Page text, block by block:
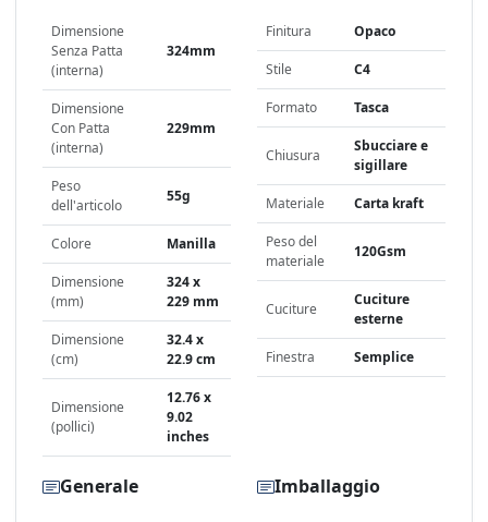
Dimensione
Senza Patta
(interna)
324mm
Dimensione
Con Patta
(interna)
229mm
Peso
dell'articolo
55g
Colore Manilla
Dimensione
(mm)
324 x
229 mm
Dimensione
(cm)
32.4 x
22.9 cm
Dimensione
(pollici)
12.76 x
9.02
inches
Finitura Opaco
Stile C4
Formato Tasca
Chiusura
Sbucciare e
sigillare
Materiale Carta kraft
Peso del
materiale
120Gsm
Cuciture
Cuciture
esterne
Finestra Semplice
Generale Imballaggio